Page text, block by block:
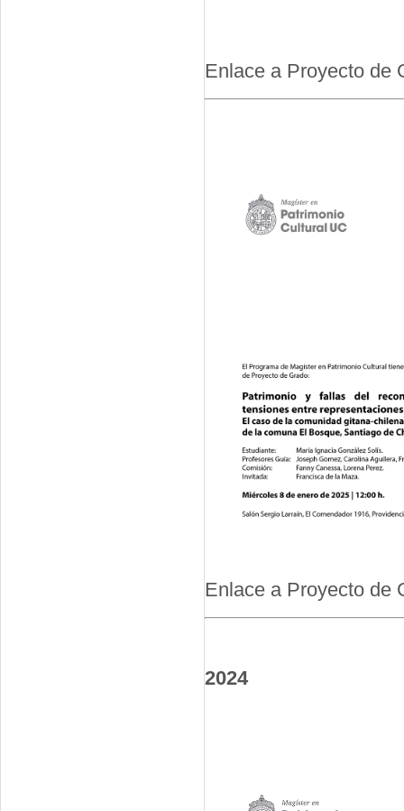
Enlace a Proyecto de
Enlace a Proyecto de
2024